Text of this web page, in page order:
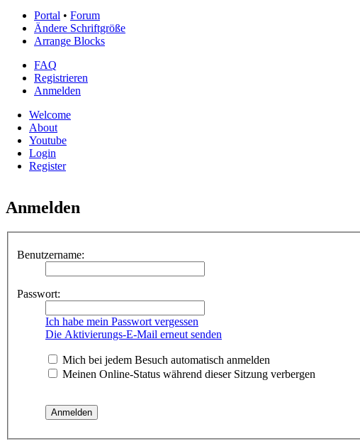
Portal • Forum
Ändere Schriftgröße
Arrange Blocks
FAQ
Registrieren
Anmelden
Welcome
About
Youtube
Login
Register
Anmelden
Benutzername:
Passwort:
Ich habe mein Passwort vergessen
Die Aktivierungs-E-Mail erneut senden
Mich bei jedem Besuch automatisch anmelden
Meinen Online-Status während dieser Sitzung verbergen